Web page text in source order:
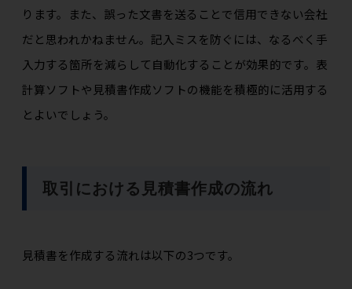
ります。また、誤った文書を送ることで信用できない会社
だと思われかねません。記入ミスを防ぐには、なるべく手
入力する箇所を減らして自動化することが効果的です。表
計算ソフトや見積書作成ソフトの機能を積極的に活用する
とよいでしょう。
取引における見積書作成の流れ
見積書を作成する流れは以下の3つです。